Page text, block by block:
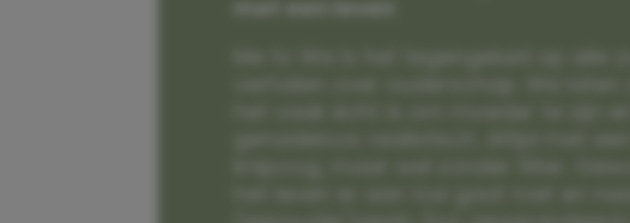
met een leven